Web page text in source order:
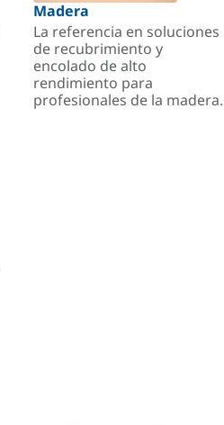
Madera
La referencia en soluciones
de recubrimiento y
encolado de alto
rendimiento para
profesionales de la madera.